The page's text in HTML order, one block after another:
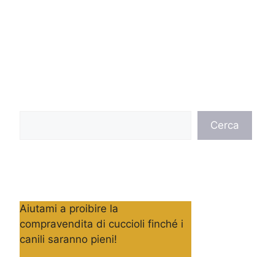
Cerca
Aiutami a proibire la
compravendita di cuccioli finché i
canili saranno pieni!